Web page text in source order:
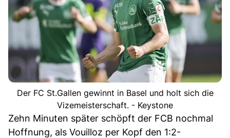
Der FC St.Gallen gewinnt in Basel und holt sich die
Vizemeisterschaft. - Keystone
Zehn Minuten später schöpft der FCB nochmal
Hoffnung, als Vouilloz per Kopf den 1:2-